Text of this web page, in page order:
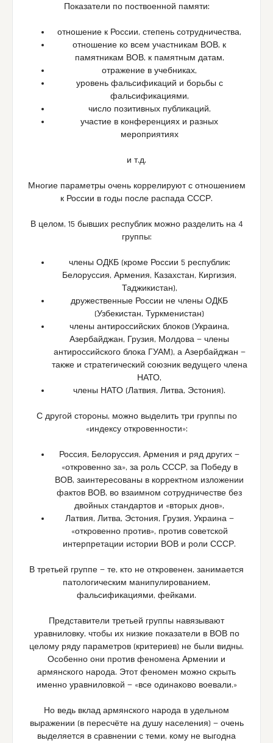
Показатели по поствоенной памяти:
отношение к России, степень сотрудничества,
отношение ко всем участникам ВОВ, к
памятникам ВОВ, к памятным датам,
отражение в учебниках,
уровень фальсификаций и борьбы с
фальсификациями,
число позитивных публикаций,
участие в конференциях и разных
мероприятиях
и т.д.
Многие параметры очень коррелируют с отношением
к России в годы после распада СССР.
В целом, 15 бывших республик можно разделить на 4
группы:
члены ОДКБ (кроме России 5 республик:
Белоруссия, Армения, Казахстан, Киргизия,
Таджикистан),
дружественные России не члены ОДКБ
(Узбекистан, Туркменистан)
члены антироссийских блоков (Украина,
Азербайджан, Грузия, Молдова — члены
антироссийского блока ГУАМ), а Азербайджан —
также и стратегический союзник ведущего члена
НАТО,
члены НАТО (Латвия, Литва, Эстония).
С другой стороны, можно выделить три группы по
«индексу откровенности»:
Россия, Белоруссия, Армения и ряд других —
«откровенно за», за роль СССР, за Победу в
ВОВ, заинтересованы в корректном изложении
фактов ВОВ, во взаимном сотрудничестве без
двойных стандартов и «вторых днов»,
Латвия, Литва, Эстония, Грузия, Украина —
«откровенно против», против советской
интерпретации истории ВОВ и роли СССР.
В третьей группе — те, кто не откровенен, занимается
патологическим манипулированием,
фальсификациями, фейками.
Представители третьей группы навязывают
уравниловку, чтобы их низкие показатели в ВОВ по
целому ряду параметров (критериев) не были видны.
Особенно они против феномена Армении и
армянского народа. Этот феномен можно скрыть
именно уравниловкой — «все одинаково воевали.»
Но ведь вклад армянского народа в удельном
выражении (в пересчёте на душу населения) — очень
выделяется в сравнении с теми, кому не выгодна